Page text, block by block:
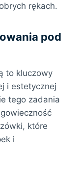
rękach.
pod
to kluczowy
i estetycznej
tego zadania
które
i